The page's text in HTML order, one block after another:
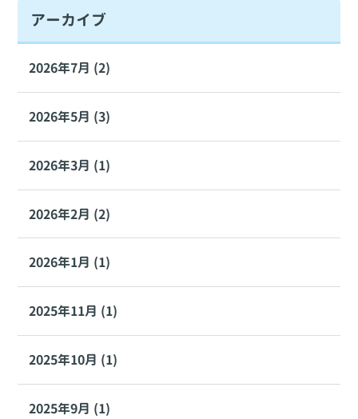
アーカイブ
2026年7月 (2)
2026年5月 (3)
2026年3月 (1)
2026年2月 (2)
2026年1月 (1)
2025年11月 (1)
2025年10月 (1)
2025年9月 (1)